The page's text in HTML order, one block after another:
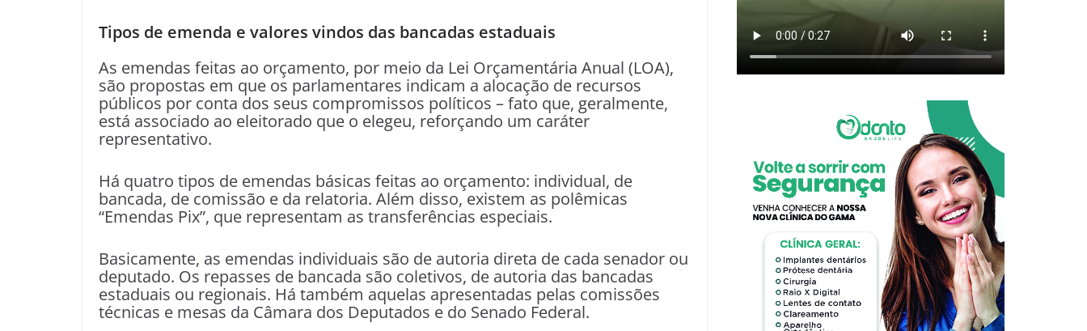
Tipos de emenda e valores vindos das bancadas estaduais
As emendas feitas ao orçamento, por meio da Lei Orçamentária Anual (LOA),
são propostas em que os parlamentares indicam a alocação de recursos
públicos por conta dos seus compromissos políticos – fato que, geralmente,
está associado ao eleitorado que o elegeu, reforçando um caráter
representativo.
Há quatro tipos de emendas básicas feitas ao orçamento: individual, de
bancada, de comissão e da relatoria. Além disso, existem as polêmicas
“Emendas Pix”, que representam as transferências especiais.
Basicamente, as emendas individuais são de autoria direta de cada senador ou
deputado. Os repasses de bancada são coletivos, de autoria das bancadas
estaduais ou regionais. Há também aquelas apresentadas pelas comissões
técnicas e mesas da Câmara dos Deputados e do Senado Federal.